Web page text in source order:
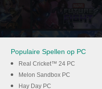
Populaire Spellen op PC
Real Cricket™ 24 PC
Melon Sandbox PC
Hay Day PC